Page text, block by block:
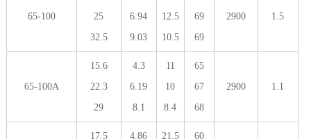
65-100
25
32.5
6.94
9.03
12.5
10.5
69
69
2900 1.5
65-100A
15.6
22.3
29
4.3
6.19
8.1
11
10
8.4
65
67
68
2900 1.1
17.5 4.86 21.5 60